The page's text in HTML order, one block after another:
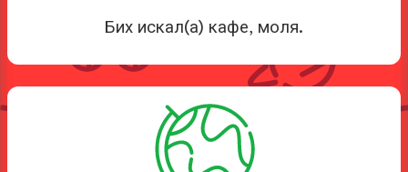
Бих искал(а) кафе, моля.